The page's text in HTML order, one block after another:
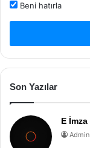
Beni hatırla
Son Yazılar
E
Admin